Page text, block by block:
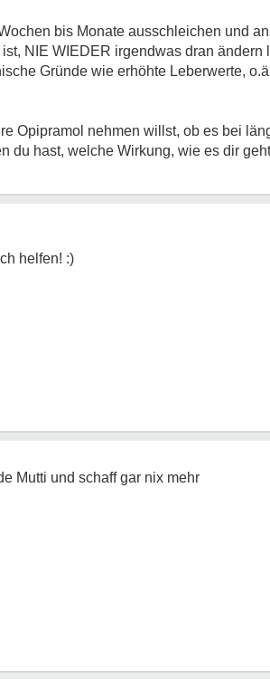
bis Monate ausschleichen und
NIE WIEDER irgendwas dran ändern
Gründe wie erhöhte Leberwerte,
Opipramol nehmen willst, ob es bei
du hast, welche Wirkung, wie es dir
Mutti und schaff gar nix mehr